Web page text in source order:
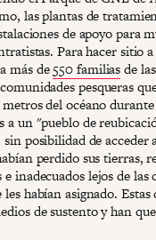
las plantas de
de apoyo para
Para hacer sitio
más de550 familiasde
pesqueras
del océano
a un "pueblo de
sin posibilidad de acceder
perdido sus tierras,
inadecuados lejos de las
habían asignado.
de sustento y han